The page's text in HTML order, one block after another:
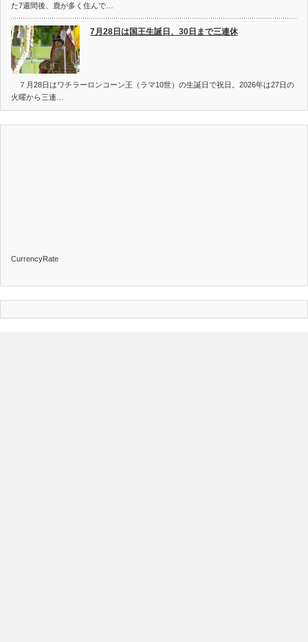
た7週間後、鹿が多く住んで…
7月28日は国王生誕日、30日まで三連休
７月28日はワチラーロンコーン王（ラマ10世）の生誕日で祝日。2026年は27日の
火曜から三連…
CurrencyRate